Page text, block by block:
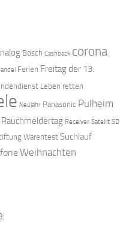
Bosch Cashback corona
Ferien Freitag der 13.
Leben retten
Neujahr Panasonic Pulheim
Rauchmeldertag Receiver Satellit SD
Warentest Suchlauf
Weihnachten